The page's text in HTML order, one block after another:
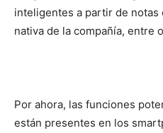
inteligentes a partir de notas
nativa de la compañía, entre
Por ahora, las funciones
están presentes en los